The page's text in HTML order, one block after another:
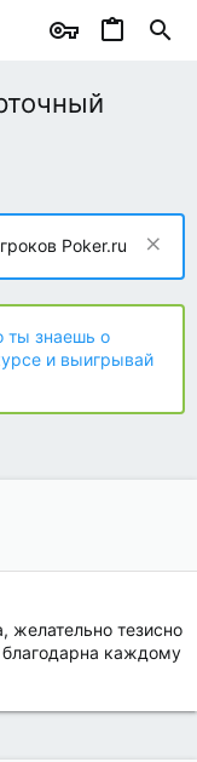
Poker.ru
ты знаешь о
и выигрывай
тезисно
каждому